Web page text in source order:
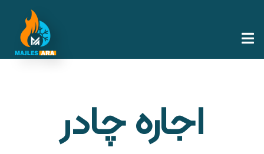
اجاره چادر